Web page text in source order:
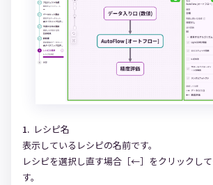
レシピ名
表示しているレシピの名前です。
レシピを選択し直す場合［←］をクリックし
す。